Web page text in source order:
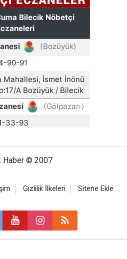
Haber © 2007
Gizlilik İlkeleri Sitene Ekle